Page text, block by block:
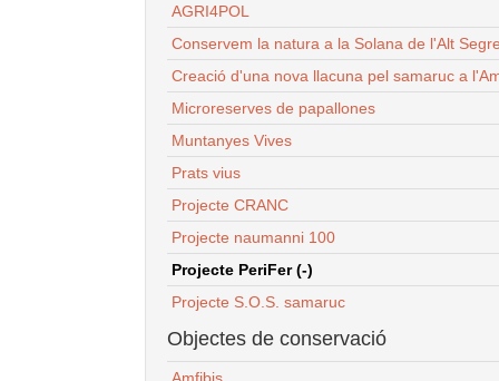
AGRI4POL
Conservem la natura a la Solana de l'Alt
Creació d'una nova llacuna pel samaruc a
Microreserves de papallones
Muntanyes Vives
Prats vius
Projecte CRANC
Projecte naumanni 100
Projecte PeriFer (-)
Projecte S.O.S. samaruc
Objectes de conservació
Amfibis